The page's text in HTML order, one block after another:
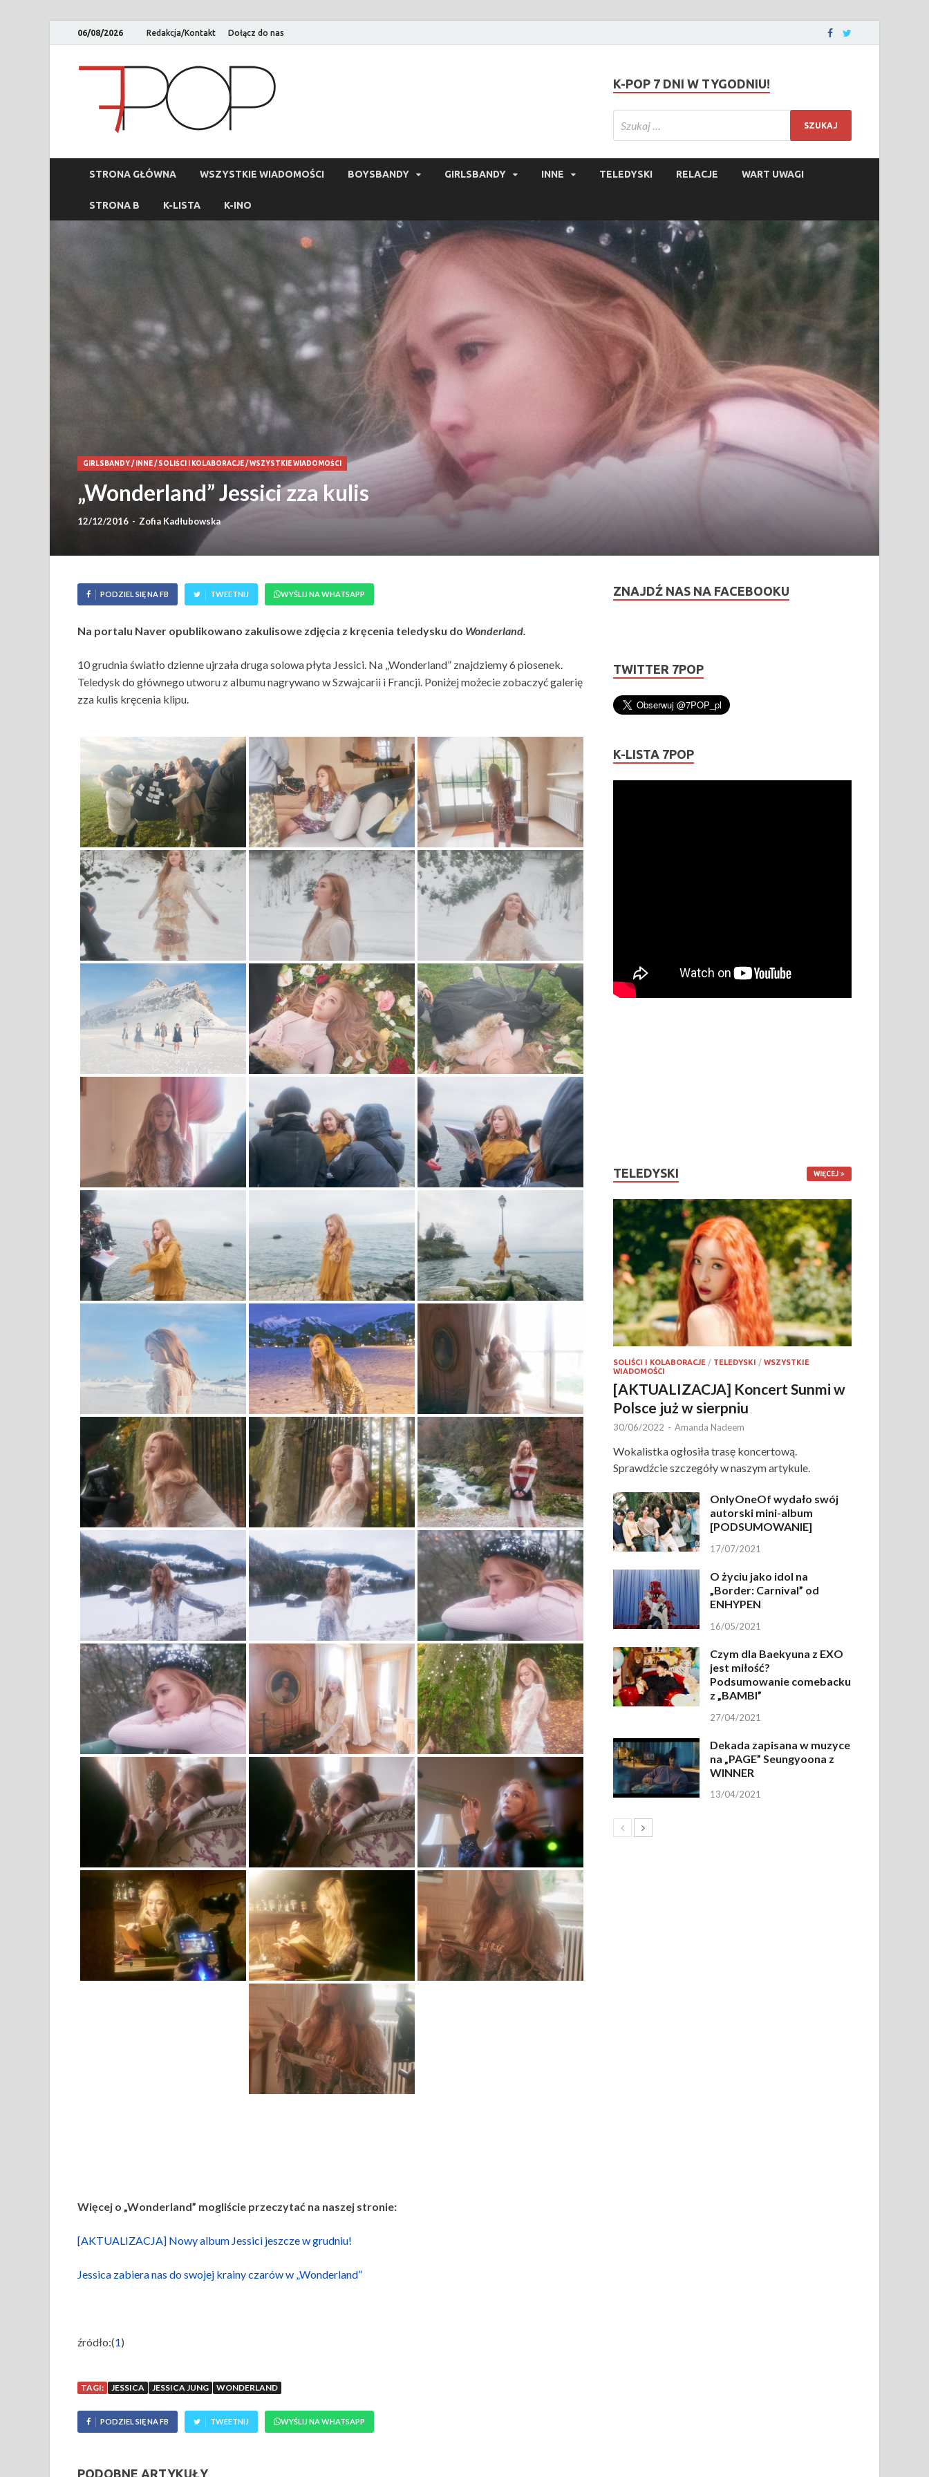
06/08/2026 Redakcja/Kontakt Dołącz do nas
K-POP 7 DNI W TYGODNIU!
STRONA GŁÓWNA WSZYSTKIE WIADOMOŚCI BOYSBANDY GIRLSBANDY INNE TELEDYSKI RELACJE WART UWAGI
STRONA B K-LISTA K-INO
GIRLSBANDY/ INNE/ SOLIŚCI I KOLABORACJE/WSZYSTKIE WIADOMOŚCI
„Wonderland” Jessici zza kulis
12/12/2016 - Zofia Kadłubowska
PODZIEL SIĘ NA FB TWEETNIJ WYŚLIJ NA WHATSAPP
Na portalu Naver opublikowano zakulisowe zdjęcia z kręcenia teledysku do Wonderland.
10 grudnia światło dzienne ujrzała druga solowa płyta Jessici. Na „Wonderland” znajdziemy 6 piosenek.
Teledysk do głównego utworu z albumu nagrywano w Szwajcarii i Francji. Poniżej możecie zobaczyć galerię
zza kulis kręcenia klipu.
Więcej o „Wonderland” mogliście przeczytać na naszej stronie:
[AKTUALIZACJA] Nowy album Jessici jeszcze w grudniu!
Jessica zabiera nas do swojej krainy czarów w „Wonderland”
źródło:(1)
TAGI: JESSICA JESSICA JUNG WONDERLAND
PODZIEL SIĘ NA FB TWEETNIJ WYŚLIJ NA WHATSAPP
PODOBNE ARTYKUŁY
ZNAJDŹ NAS NA FACEBOOKU
TWITTER 7POP
K-LISTA 7POP
TELEDYSKI WIĘCEJ
SOLIŚCI I KOLABORACJE / TELEDYSKI /WSZYSTKIE
WIADOMOŚCI
[AKTUALIZACJA] Koncert Sunmi w
Polsce już w sierpniu
30/06/2022 - Amanda Nadeem
Wokalistka ogłosiła trasę koncertową.
Sprawdźcie szczegóły w naszym artykule.
OnlyOneOf wydało swój
autorski mini-album
[PODSUMOWANIE]
17/07/2021
O życiu jako idol na
„Border: Carnival” od
ENHYPEN
16/05/2021
Czym dla Baekyuna z EXO
jest miłość?
Podsumowanie comebacku
z „BAMBI”
27/04/2021
Dekada zapisana w muzyce
na „PAGE” Seungyoona z
WINNER
13/04/2021